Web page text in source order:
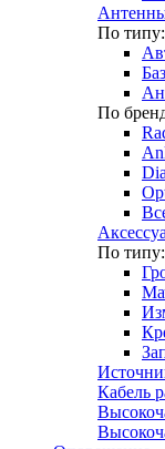
По типу:
По
По типу:
Кабель